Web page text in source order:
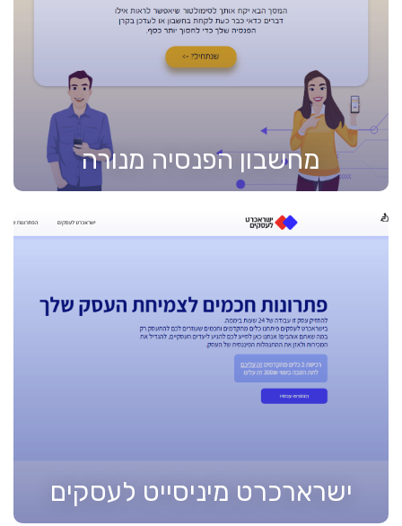
מחשבון הפנסיה מנורה
ישרארכרט מיניסייט לעסקים